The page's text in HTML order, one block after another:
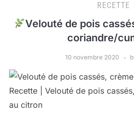
RECETTE
Velouté de pois
coriandre/
10 novembre 2020